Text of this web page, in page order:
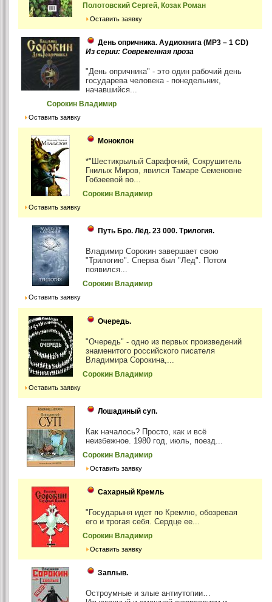
Полотовский Сергей, Козак Роман
Оставить заявку
День опричника. Аудиокнига (MP3 – 1 CD)
Из серии: Современная проза
"День опричника" - это один рабочий день
государева человека - понедельник,
начавшийся...
Сорокин Владимир
Оставить заявку
Моноклон
*"Шестикрылый Сарафоний, Сокрушитель
Гнилых Миров, явился Тамаре Семеновне
Гобзеевой во...
Сорокин Владимир
Оставить заявку
Путь Бро. Лёд. 23 000. Трилогия.
Владимир Сорокин завершает свою
"Трилогию". Сперва был "Лед". Потом
появился...
Сорокин Владимир
Оставить заявку
Очередь.
"Очередь" - одно из первых произведений
знаменитого российского писателя
Владимира Сорокина,...
Сорокин Владимир
Оставить заявку
Лошадиный суп.
Как началось? Просто, как и всё
неизбежное. 1980 год, июль, поезд...
Сорокин Владимир
Оставить заявку
Сахарный Кремль
"Государыня идет по Кремлю, обозревая
его и трогая себя. Сердце ее...
Сорокин Владимир
Оставить заявку
Заплыв.
Остроумные и злые антиутопии…